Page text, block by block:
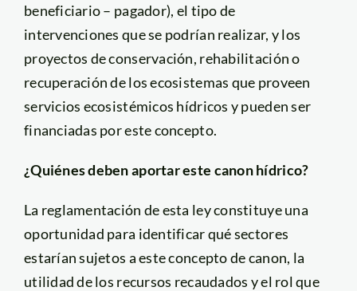
beneficiario – pagador), el tipo de
intervenciones que se podrían realizar, y los
proyectos de conservación, rehabilitación o
recuperación de los ecosistemas que proveen
servicios ecosistémicos hídricos y pueden ser
financiadas por este concepto.
¿Quiénes deben aportar este canon hídrico?
La reglamentación de esta ley constituye una
oportunidad para identificar qué sectores
estarían sujetos a este concepto de canon, la
utilidad de los recursos recaudados y el rol que